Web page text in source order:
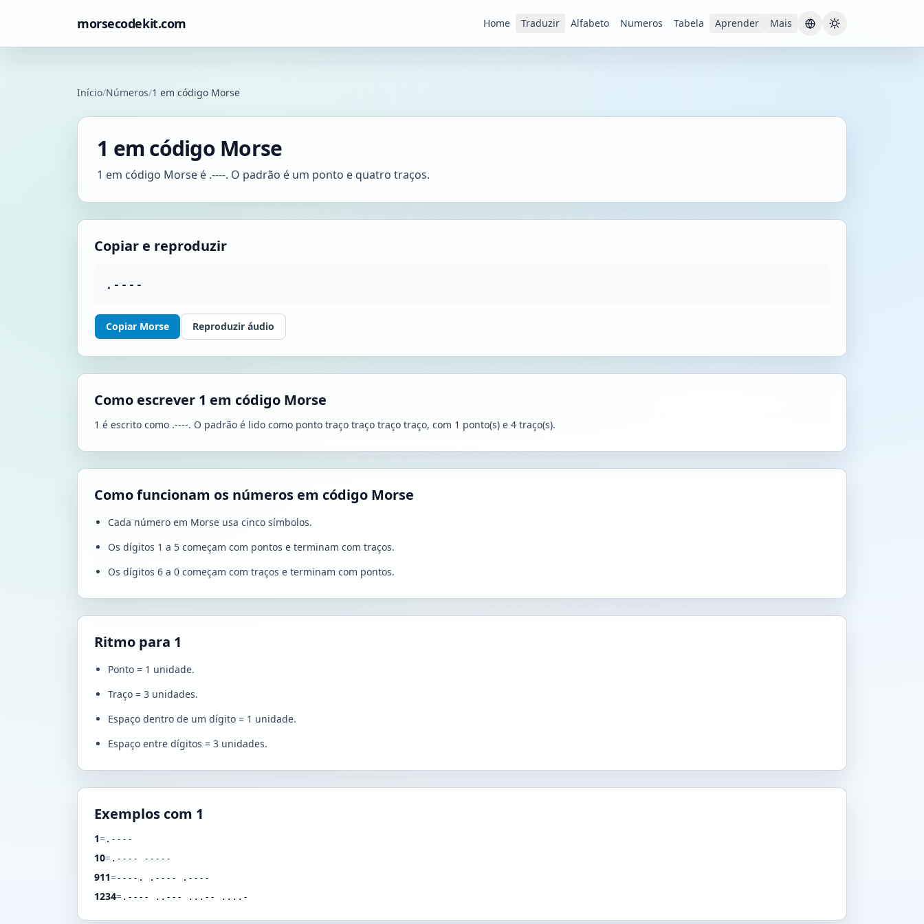
morsecodekit.com Home Traduzir Alfabeto Numeros Tabela Aprender Mais Current theme:
Início/Números/1 em código Morse
1 em código Morse
1 em código Morse é .----. O padrão é um ponto e quatro traços.
Copiar e reproduzir
.----
Copiar Morse Reproduzir áudio
Como escrever 1 em código Morse
1 é escrito como .----. O padrão é lido como ponto traço traço traço traço, com 1 ponto(s) e 4 traço(s).
Como funcionam os números em código Morse
Cada número em Morse usa cinco símbolos.
Os dígitos 1 a 5 começam com pontos e terminam com traços.
Os dígitos 6 a 0 começam com traços e terminam com pontos.
Ritmo para 1
Ponto = 1 unidade.
Traço = 3 unidades.
Espaço dentro de um dígito = 1 unidade.
Espaço entre dígitos = 3 unidades.
Exemplos com 1
1=.----
10=.---- -----
911=----. .---- .----
1234=.---- ..--- ...-- ....-